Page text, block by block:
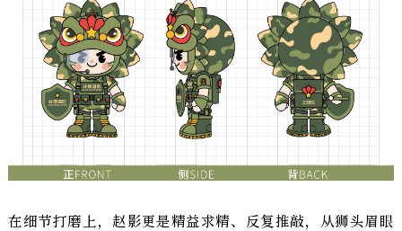
在细节打磨上，赵影更是精益求精、反复推敲，从狮头眉眼